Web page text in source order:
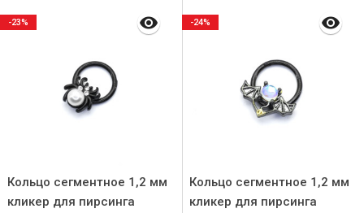
Кольцо сегментное 1,2 мм
кликер для пирсинга
-23%
Кольцо сегментное 1,2 мм
кликер для пирсинга
-24%